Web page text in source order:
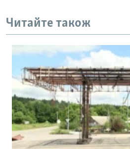
Читайте також